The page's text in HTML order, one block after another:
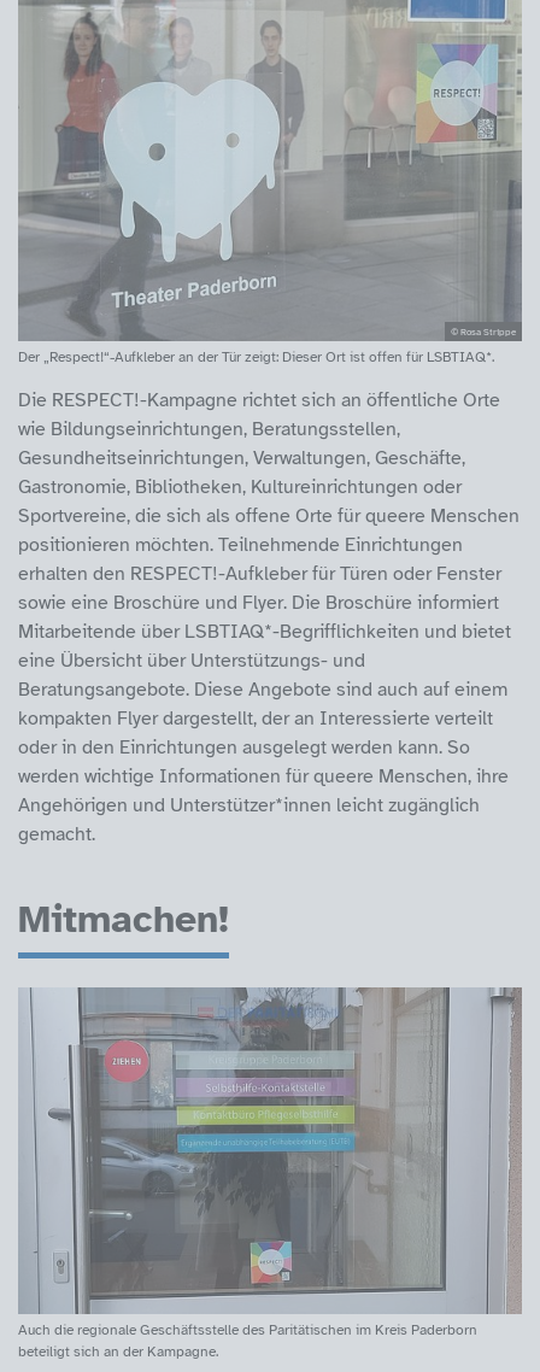
© Rosa Strippe
Der „Respect!“-Aufkleber an der Tür zeigt: Dieser Ort ist offen für LSBTIAQ*.
Die RESPECT!-Kampagne richtet sich an öffentliche Orte
wie Bildungseinrichtungen, Beratungsstellen,
Gesundheitseinrichtungen, Verwaltungen, Geschäfte,
Gastronomie, Bibliotheken, Kultureinrichtungen oder
Sportvereine, die sich als offene Orte für queere Menschen
positionieren möchten. Teilnehmende Einrichtungen
erhalten den RESPECT!-Aufkleber für Türen oder Fenster
sowie eine Broschüre und Flyer. Die Broschüre informiert
Mitarbeitende über LSBTIAQ*-Begrifflichkeiten und bietet
eine Übersicht über Unterstützungs- und
Beratungsangebote. Diese Angebote sind auch auf einem
kompakten Flyer dargestellt, der an Interessierte verteilt
oder in den Einrichtungen ausgelegt werden kann. So
werden wichtige Informationen für queere Menschen, ihre
Angehörigen und Unterstützer*innen leicht zugänglich
gemacht.
Mitmachen!
Auch die regionale Geschäftsstelle des Paritätischen im Kreis Paderborn
beteiligt sich an der Kampagne.